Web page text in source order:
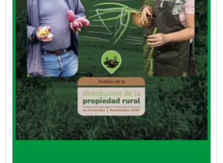
gama de actores: entidades gubernamentales,
académicos, planificadores, entre otros.